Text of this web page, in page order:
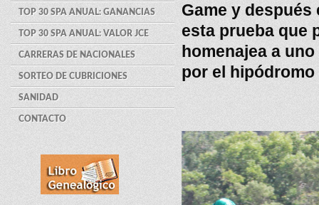
TOP 30 SPA ANUAL: GANANCIAS
TOP 30 SPA ANUAL: VALOR JCE
CARRERAS DE NACIONALES
SORTEO DE CUBRICIONES
SANIDAD
CONTACTO
Game y
esta prueba que
homenajea a
por el